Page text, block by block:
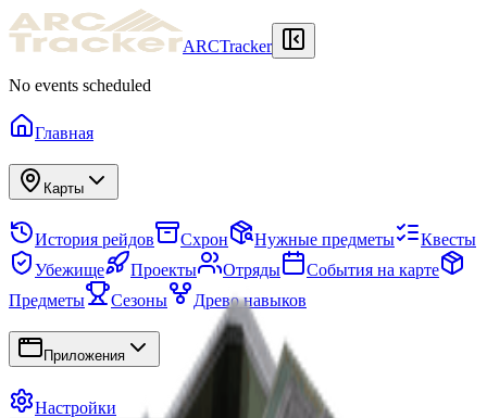
ARCTracker
No events scheduled
Главная
Карты
История рейдов Схрон Нужные предметы
Квесты
Убежище
Проекты Отряды
События на карте
Предметы
Сезоны Древо навыков
Приложения
Настройки